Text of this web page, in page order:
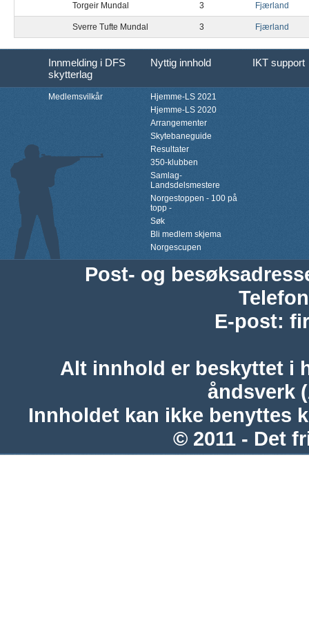
Torgeir Mundal 3 Fjærland
Sverre Tufte Mundal 3 Fjærland
Innmelding i DFS
skytterlag
Nyttig innhold IKT support
Medlemsvilkår
Hjemme-LS 2021
Hjemme-LS 2020
Arrangementer
Skytebaneguide
Resultater
350-klubben
Samlag-
Landsdelsmestere
Norgestoppen - 100 på
topp -
Søk
Bli medlem skjema
Norgescupen
Post- og
Telefon
E-post:
Alt innhold er beskyttet i
åndsverk
Innholdet kan ikke benyttes
© 2011 - Det